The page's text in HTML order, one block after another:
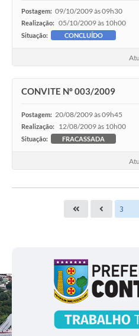
Postagem: 09/10/2009 às 09h30
Realização: 05/10/2009 às 10h00
Situação: CONCLUÍDO
CONVITE Nº 003/2009
Postagem: 20/08/2009 às 09h45
Realização: 12/08/2009 às 10h00
Situação: FRACASSADA